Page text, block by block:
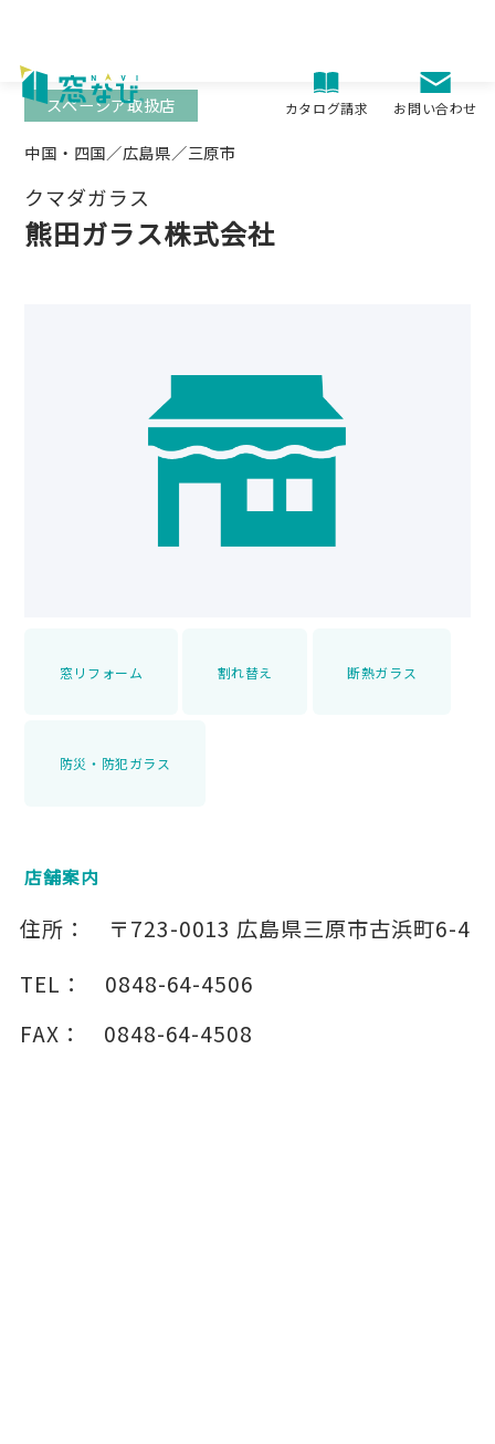
content
カタログ請求 お問い合わせ
中国・四国／広島県／三原市
クマダガラス
熊田ガラス株式会社
スペーシア取扱店
窓リフォーム 割れ替え 断熱ガラス
防災・防犯ガラス
店舗案内
住所： 〒723-0013 広島県三原市古浜町6-4
TEL：
0848-64-4506
FAX：
0848-64-4508